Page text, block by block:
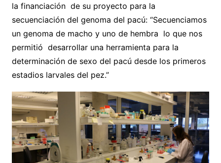
la financiación de su proyecto para la
secuenciación del genoma del pacú: “Secuenciamos
un genoma de macho y uno de hembra lo que nos
permitió desarrollar una herramienta para la
determinación de sexo del pacú desde los primeros
estadios larvales del pez.”